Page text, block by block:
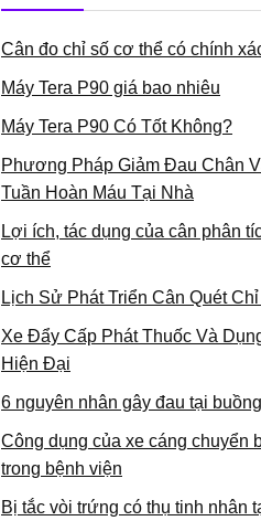
Cân đo chỉ số cơ thể có chính
Máy Tera P90 giá bao nhiêu
Máy Tera P90 Có Tốt Không?
Phương Pháp Giảm Đau Chân
Tuần Hoàn Máu Tại Nhà
Lợi ích, tác dụng của cân phân
cơ thể
Lịch Sử Phát Triển Cân Quét
Xe Đẩy Cấp Phát Thuốc Và
Hiện Đại
6 nguyên nhân gây đau tại
Công dụng của xe cáng chuyển
trong bệnh viện
Bị tắc vòi trứng có thụ tinh nhân